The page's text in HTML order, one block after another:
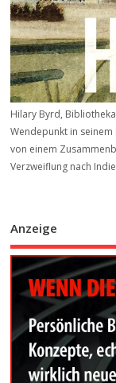
Hilary Byrd,
Wendepunkt in
von einem
Verzweiflung nach
Anzeige